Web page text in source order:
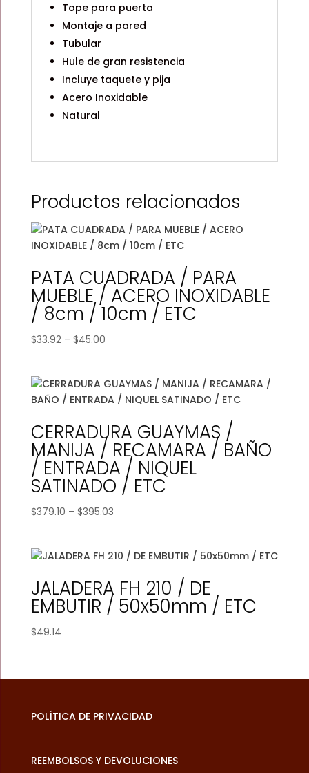
cantidadTope para puerta
Montaje a pared
Tubular
Hule de gran resistencia
Incluye taquete y pija
Acero Inoxidable
Natural
Productos relacionados
PATA CUADRADA / PARA
MUEBLE / ACERO INOXIDABLE
/ 8cm / 10cm / ETC
$33.92 – $45.00Price
through
$45.00
CERRADURA GUAYMAS /
MANIJA / RECAMARA / BAÑO
/ ENTRADA / NIQUEL
SATINADO / ETC
$379.10 – $395.03Price
through
JALADERA FH 210 / DE
EMBUTIR / 50x50mm / ETC
$49.14
POLÍTICA DE PRIVACIDAD
REEMBOLSOS Y DEVOLUCIONES